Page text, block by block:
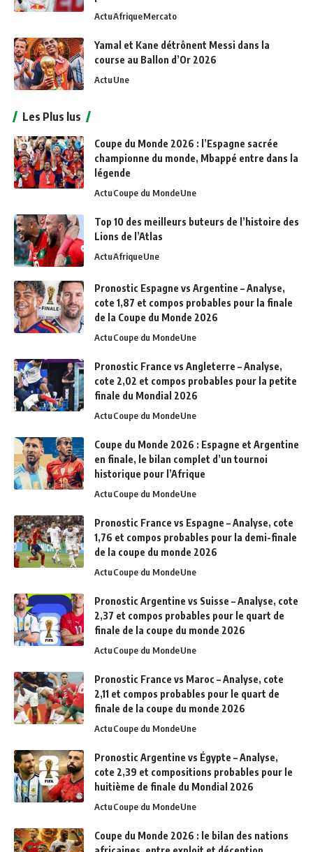
ActuAfriqueMercato
Yamal et Kane détrônent Messi dans la
course au Ballon d’Or 2026
ActuUne
Les Plus lus
Coupe du Monde 2026 : l’Espagne sacrée
championne du monde, Mbappé entre dans la
légende
ActuCoupe du MondeUne
Top 10 des meilleurs buteurs de l’histoire des
Lions de l’Atlas
ActuAfriqueUne
Pronostic Espagne vs Argentine – Analyse,
cote 1,87 et compos probables pour la finale
de la Coupe du Monde 2026
ActuCoupe du MondeUne
Pronostic France vs Angleterre – Analyse,
cote 2,02 et compos probables pour la petite
finale du Mondial 2026
ActuCoupe du MondeUne
Coupe du Monde 2026 : Espagne et Argentine
en finale, le bilan complet d’un tournoi
historique pour l’Afrique
ActuCoupe du MondeUne
Pronostic France vs Espagne – Analyse, cote
1,76 et compos probables pour la demi-finale
de la coupe du monde 2026
ActuCoupe du MondeUne
Pronostic Argentine vs Suisse – Analyse, cote
2,37 et compos probables pour le quart de
finale de la coupe du monde 2026
ActuCoupe du MondeUne
Pronostic France vs Maroc – Analyse, cote
2,11 et compos probables pour le quart de
finale de la coupe du monde 2026
ActuCoupe du MondeUne
Pronostic Argentine vs Égypte – Analyse,
cote 2,39 et compositions probables pour le
huitième de finale du Mondial 2026
ActuCoupe du MondeUne
Coupe du Monde 2026 : le bilan des nations